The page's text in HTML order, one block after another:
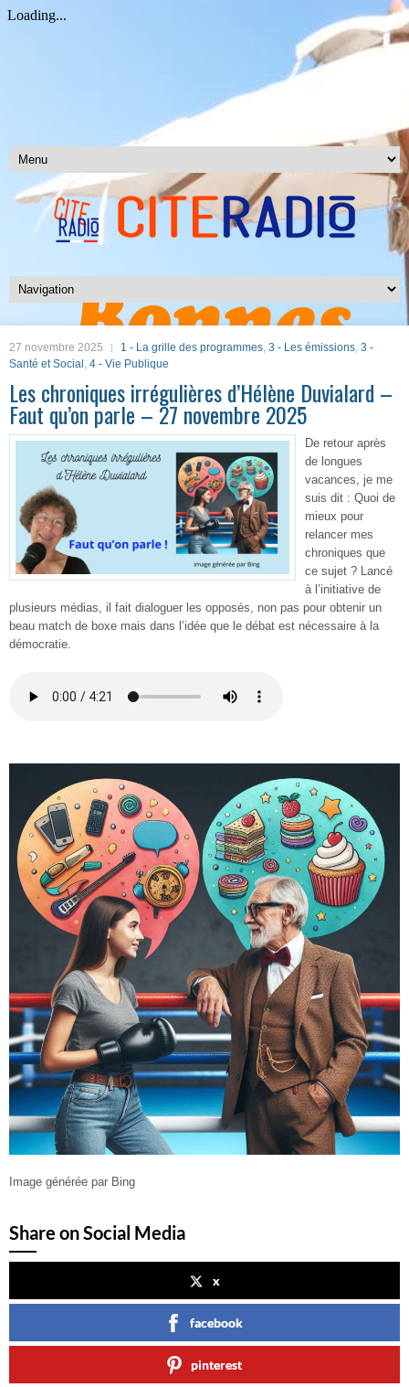
27 novembre 2025 1 - La grille des programmes, 3 - Les émissions, 3 -
Santé et Social , 4 - Vie Publique
Les chroniques irrégulières d’Hélène Duvialard –
Faut qu’on parle – 27 novembre 2025
De retour après
de longues
vacances, je me
suis dit : Quoi de
mieux pour
relancer mes
chroniques que
ce sujet ? Lancé
à l’initiative de
plusieurs médias, il fait dialoguer les opposés, non pas pour obtenir un
beau match de boxe mais dans l’idée que le débat est nécessaire à la
démocratie.
Image générée par Bing
Share on Social Media
x
facebook
pinterest